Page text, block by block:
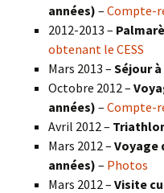
années) – Compte-
2012-2013 –
obtenant le CESS
Mars 2013 – Séjour
Octobre 2012 –
années) – Compte-
Avril 2012 –
Mars 2012 – Voyage
années) – Photos
Mars 2012 – Visite